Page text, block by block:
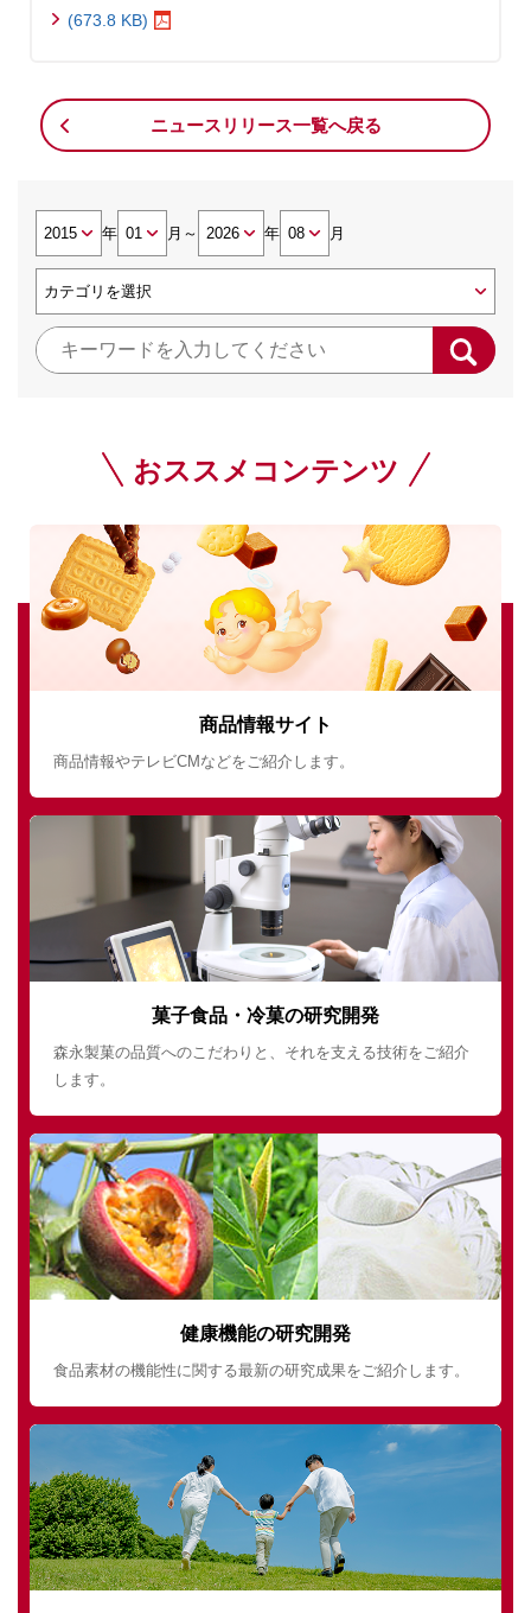
(673.8 KB)
ニュースリリース一覧へ戻る
年 月 ～ 年 月
おススメコンテンツ
商品情報サイト
商品情報やテレビCMなどをご紹介します。
菓子食品・冷菓の研究開発
森永製菓の品質へのこだわりと、それを支える技術をご紹介
します。
健康機能の研究開発
食品素材の機能性に関する最新の研究成果をご紹介します。